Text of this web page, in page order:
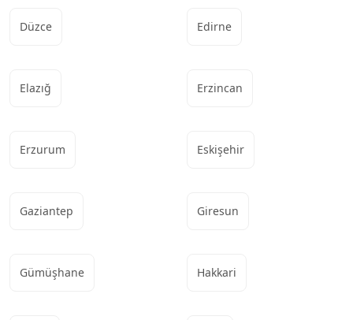
Düzce Edirne
Elazığ Erzincan
Erzurum Eskişehir
Gaziantep Giresun
Gümüşhane Hakkari